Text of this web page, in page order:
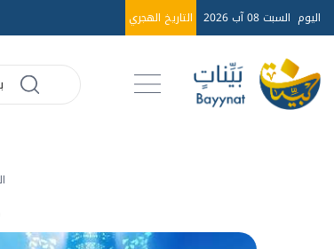
اليوم السبت 08 آب 2026 التاريخ الهجري